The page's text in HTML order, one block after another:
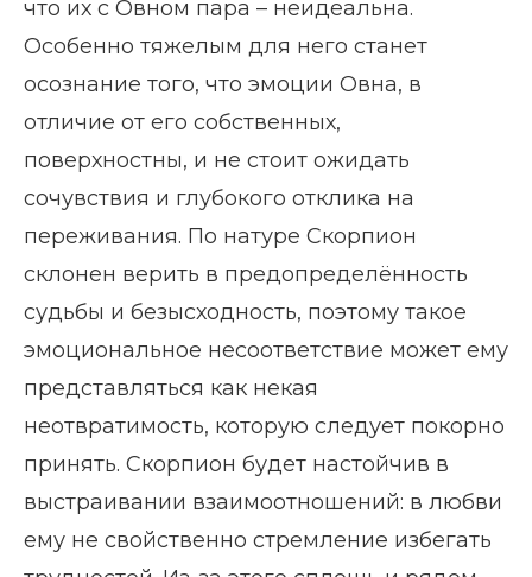
что их с Овном пара – неидеальна.
Особенно тяжелым для него станет
осознание того, что эмоции Овна, в
отличие от его собственных,
поверхностны, и не стоит ожидать
сочувствия и глубокого отклика на
переживания. По натуре Скорпион
склонен верить в предопределённость
судьбы и безысходность, поэтому такое
эмоциональное несоответствие может ему
представляться как некая
неотвратимость, которую следует покорно
принять. Скорпион будет настойчив в
выстраивании взаимоотношений: в любви
ему не свойственно стремление избегать